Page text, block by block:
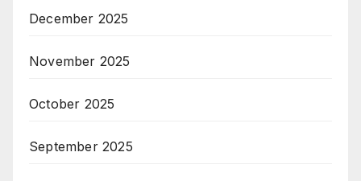
December 2025
November 2025
October 2025
September 2025